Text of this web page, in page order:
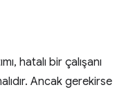
hatalı bir çalışanı
Ancak gerekirse